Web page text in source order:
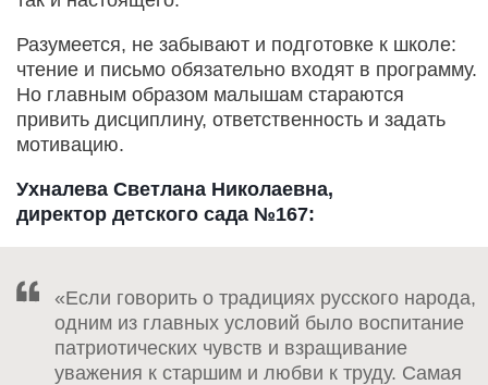
Разумеется, не забывают и подготовке к школе:
чтение и письмо обязательно входят в программу.
Но главным образом малышам стараются
привить дисциплину, ответственность и задать
мотивацию.
Ухналева Светлана Николаевна,
директор детского сада №167:
«Если говорить о традициях русского народа,
одним из главных условий было воспитание
патриотических чувств и взращивание
уважения к старшим и любви к труду. Самая